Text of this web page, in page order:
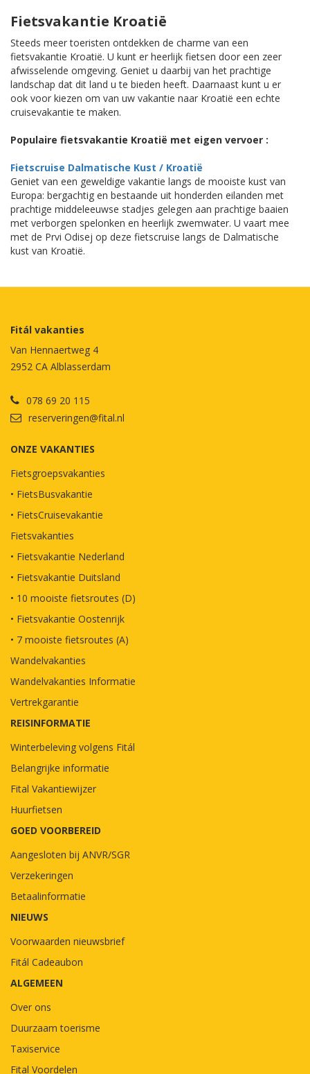
Fietsvakantie Kroatië
Steeds meer toeristen ontdekken de charme van een
fietsvakantie Kroatië. U kunt er heerlijk fietsen door een zeer
afwisselende omgeving. Geniet u daarbij van het prachtige
landschap dat dit land u te bieden heeft. Daarnaast kunt u er
ook voor kiezen om van uw vakantie naar Kroatië een echte
cruisevakantie te maken.
Populaire fietsvakantie Kroatië met eigen vervoer :
Fietscruise Dalmatische Kust / Kroatië
Geniet van een geweldige vakantie langs de mooiste kust van
Europa: bergachtig en bestaande uit honderden eilanden met
prachtige middeleeuwse stadjes gelegen aan prachtige baaien
met verborgen spelonken en heerlijk zwemwater. U vaart mee
met de Prvi Odisej op deze fietscruise langs de Dalmatische
kust van Kroatië.
Fitál vakanties
Van Hennaertweg 4
2952 CA Alblasserdam
078 69 20 115
reserveringen@fital.nl
ONZE VAKANTIES
Fietsgroepsvakanties
• FietsBusvakantie
• FietsCruisevakantie
Fietsvakanties
• Fietsvakantie Nederland
• Fietsvakantie Duitsland
• 10 mooiste fietsroutes (D)
• Fietsvakantie Oostenrijk
• 7 mooiste fietsroutes (A)
Wandelvakanties
Wandelvakanties Informatie
Vertrekgarantie
REISINFORMATIE
Winterbeleving volgens Fitál
Belangrijke informatie
Fital Vakantiewijzer
Huurfietsen
GOED VOORBEREID
Aangesloten bij ANVR/SGR
Verzekeringen
Betaalinformatie
NIEUWS
Voorwaarden nieuwsbrief
Fitál Cadeaubon
ALGEMEEN
Over ons
Duurzaam toerisme
Taxiservice
Fital Voordelen